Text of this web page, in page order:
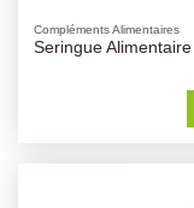
Compléments Alimentaires
Seringue